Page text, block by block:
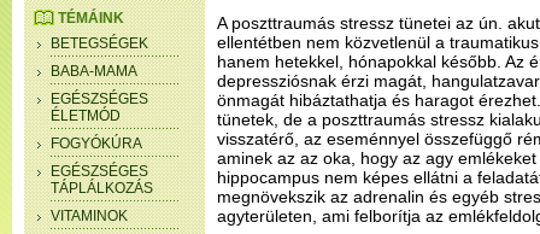
TÉMÁINK
BETEGSÉGEK
BABA-MAMA
EGÉSZSÉGES
ÉLETMÓD
FOGYÓKÚRA
EGÉSZSÉGES
TÁPLÁLKOZÁS
VITAMINOK
A poszttraumás stressz tünetei az ún.
ellentétben nem közvetlenül a
hanem hetekkel, hónapokkal később. Az
depressziósnak érzi magát,
önmagát hibáztathatja és haragot
tünetek, de a poszttraumás stressz
visszatérő, az eseménnyel összefüggő
aminek az az oka, hogy az agy
hippocampus nem képes ellátni a
megnövekszik az adrenalin és egyéb
agyterületen, ami felborítja az